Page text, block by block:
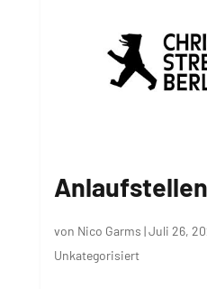
von Nico Garms |Juli 26,
Unkategorisiert